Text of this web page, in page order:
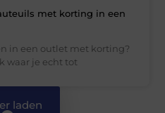
met korting in een
in een outlet met korting?
waar je echt tot
laden